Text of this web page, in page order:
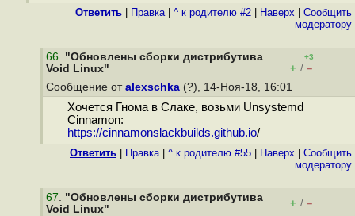
Ответить Правка| ^ к родителю #2 Наверх
Cообщить
модератору
66. "Обновлены сборки дистрибутива
Void Linux"
+3
+ / –
Сообщение от alexschka (?), 14-Ноя-18, 16:01
Хочется Гнома в Слаке, возьми Unsystemd
Cinnamon:
https://cinnamonslackbuilds.github.io/
Ответить Правка| ^ к родителю #55 Наверх
Cообщить
модератору
67. "Обновлены сборки дистрибутива
Void Linux"
+ / –